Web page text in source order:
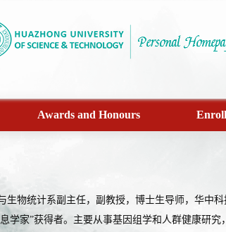
Awards and Honours
生物统计系副主任，副教授，博士生导师，华中
学家”获得者。主要从事基因组学和人群健康研